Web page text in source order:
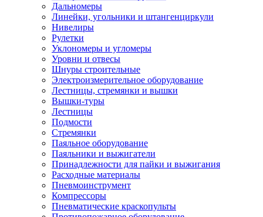
Дальномеры
Линейки, угольники и штангенциркули
Нивелиры
Рулетки
Уклономеры и угломеры
Уровни и отвесы
Шнуры строительные
Электроизмерительное оборудование
Лестницы, стремянки и вышки
Вышки-туры
Лестницы
Подмости
Стремянки
Паяльное оборудование
Паяльники и выжигатели
Принадлежности для пайки и выжигания
Расходные материалы
Пневмоинструмент
Компрессоры
Пневматические краскопульты